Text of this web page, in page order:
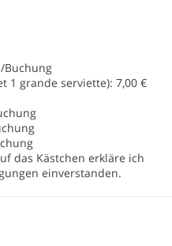
Buchung
1 grande serviette): 7,00 €
das Kästchen erkläre ich
einverstanden.